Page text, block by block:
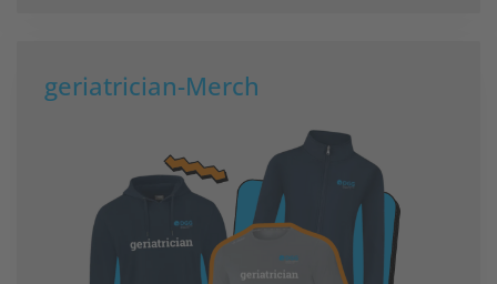
geriatrician-Merch